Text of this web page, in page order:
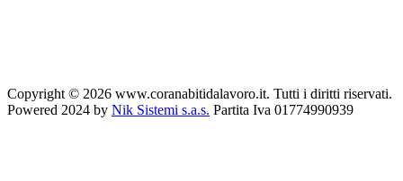
Copyright © 2026 www.coranabitidalavoro.it. Tutti i diritti riservati.
Powered 2024 by Nik Sistemi s.a.s. Partita Iva 01774990939